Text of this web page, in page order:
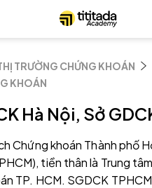
TRƯỜNG CHỨNG KHOÁN
KHOÁN
Hà Nội, Sở
Chứng khoán Thành phố
tiền thân là Trung
TP. HCM. SGDCK